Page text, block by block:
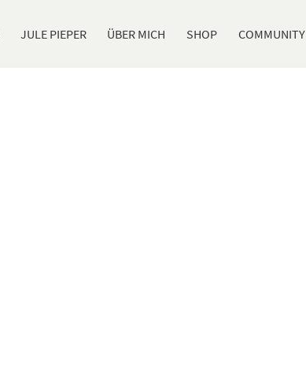
JULE PIEPER ÜBER MICH SHOP COMMUNITY